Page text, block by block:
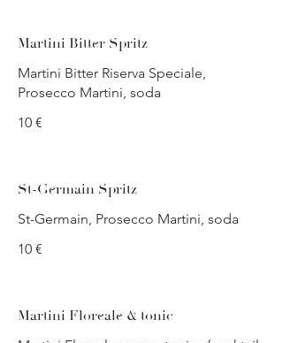
Martini Bitter Spritz
Martini Bitter Riserva Speciale,
Prosecco Martini, soda
10 €
St-Germain Spritz
St-Germain, Prosecco Martini, soda
10 €
Martini Floreale & tonic